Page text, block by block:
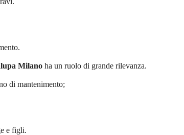
Milano ha un ruolo di grande rilevanza.
di mantenimento;
e figli.